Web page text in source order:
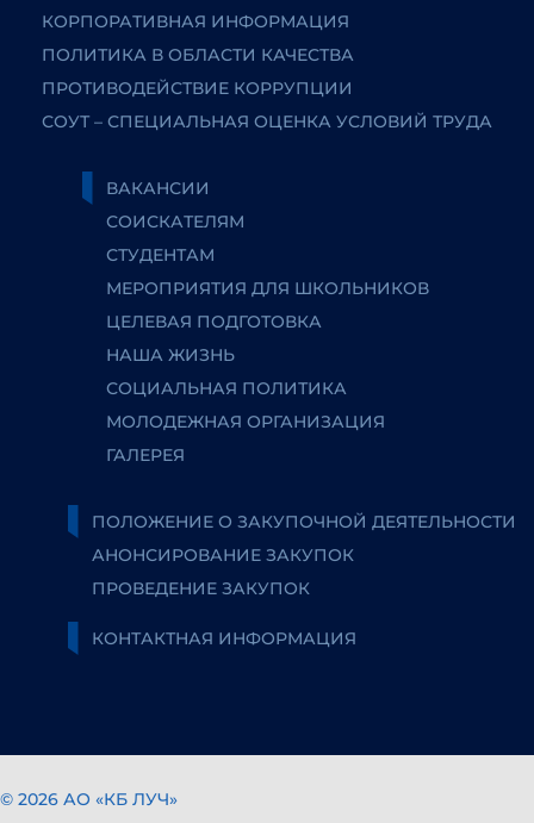
КОРПОРАТИВНАЯ ИНФОРМАЦИЯ
ПОЛИТИКА В ОБЛАСТИ КАЧЕСТВА
ПРОТИВОДЕЙСТВИЕ КОРРУПЦИИ
СОУТ – СПЕЦИАЛЬНАЯ ОЦЕНКА УСЛОВИЙ ТРУДА
ВАКАНСИИ
СОИСКАТЕЛЯМ
СТУДЕНТАМ
МЕРОПРИЯТИЯ ДЛЯ ШКОЛЬНИКОВ
ЦЕЛЕВАЯ ПОДГОТОВКА
НАША ЖИЗНЬ
СОЦИАЛЬНАЯ ПОЛИТИКА
МОЛОДЕЖНАЯ ОРГАНИЗАЦИЯ
ГАЛЕРЕЯ
ПОЛОЖЕНИЕ О ЗАКУПОЧНОЙ ДЕЯТЕЛЬНОСТИ
АНОНСИРОВАНИЕ ЗАКУПОК
ПРОВЕДЕНИЕ ЗАКУПОК
КОНТАКТНАЯ ИНФОРМАЦИЯ
© 2026 АО «КБ ЛУЧ»